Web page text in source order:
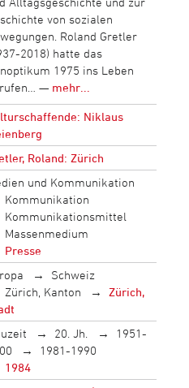
von sozialen
Roland Gretler
2018) hatte das
1975 ins Leben
— mehr...
Niklaus
Roland: Zürich
und Kommunikation
Kommunikation
Kommunikationsmittel
Massenmedium
Presse
Schweiz
Zürich, Kanton
Zürich,
20. Jh.
1951-
1981-1990
1984